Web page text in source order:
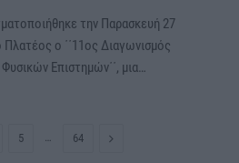
την Παρασκευή 27
ο ΄΄11ος Διαγωνισμός
Επιστημών΄΄, μια…
5 64 Next